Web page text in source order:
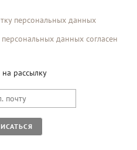
персональных данных
данных согласен
рассылку